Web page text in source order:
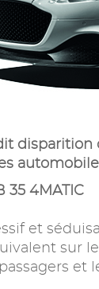
disparition
35 4MATIC
et
sur
et